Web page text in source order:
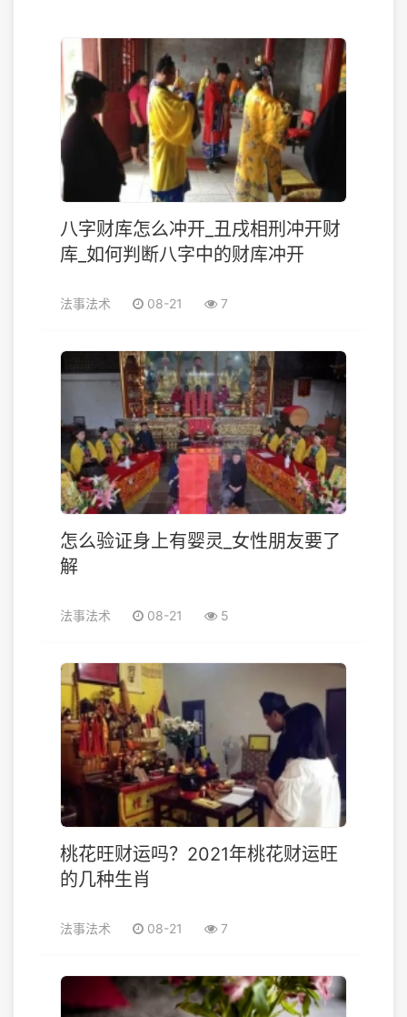
八字财库怎么冲开_丑戌相刑冲开财
库_如何判断八字中的财库冲开
法事法术 08-21 7
怎么验证身上有婴灵_女性朋友要了
解
法事法术 08-21 5
桃花旺财运吗？2021年桃花财运旺
的几种生肖
法事法术 08-21 7